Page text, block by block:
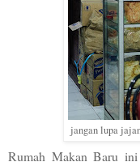
jangan lupa
Rumah Makan Baru